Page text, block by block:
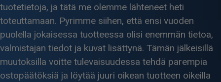
tuotetietoja, ja tätä me olemme lähteneet heti
toteuttamaan. Pyrimme siihen, että ensi vuoden
puolella jokaisessa tuotteessa olisi enemmän tietoa,
valmistajan tiedot ja kuvat lisättynä. Tämän jälkeisillä
muutoksilla voitte tulevaisuudessa tehdä parempia
ostopäätöksiä ja löytää juuri oikean tuotteen oikeilla